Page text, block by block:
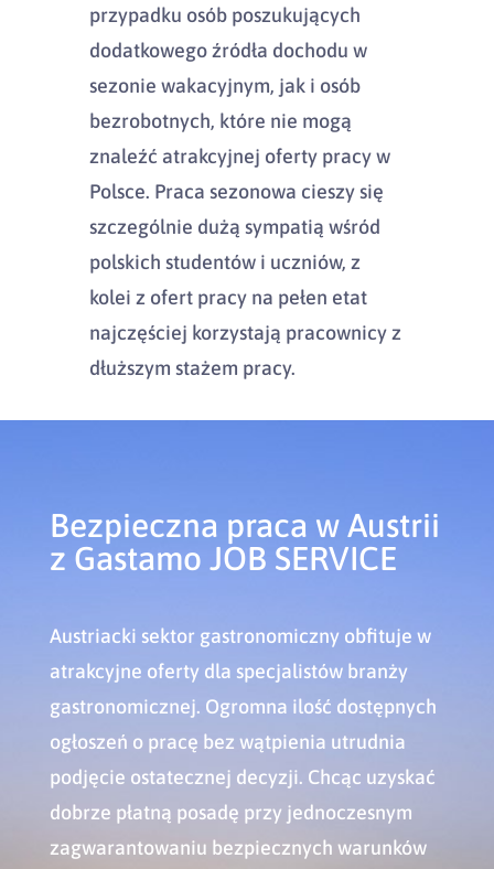
przypadku osób poszukujących
dodatkowego źródła dochodu w
sezonie wakacyjnym, jak i osób
bezrobotnych, które nie mogą
znaleźć atrakcyjnej oferty pracy w
Polsce. Praca sezonowa cieszy się
szczególnie dużą sympatią wśród
polskich studentów i uczniów, z
kolei z ofert pracy na pełen etat
najczęściej korzystają pracownicy z
dłuższym stażem pracy.
Bezpieczna praca w Austrii
z Gastamo JOB SERVICE
Austriacki sektor gastronomiczny obfituje w
atrakcyjne oferty dla specjalistów branży
gastronomicznej. Ogromna ilość dostępnych
ogłoszeń o pracę bez wątpienia utrudnia
podjęcie ostatecznej decyzji. Chcąc uzyskać
dobrze płatną posadę przy jednoczesnym
zagwarantowaniu bezpiecznych warunków